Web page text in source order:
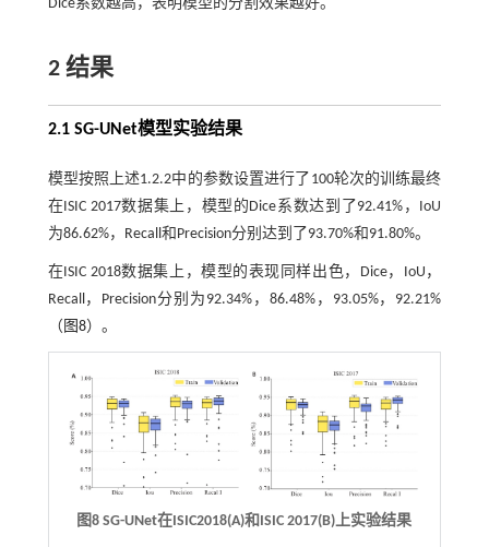
Dice系数越高，表明模型的分割效果越好。
2 结果
2.1 SG-UNet模型实验结果
模型按照上述1.2.2中的参数设置进行了100轮次的训练最终
在ISIC 2017数据集上，模型的Dice系数达到了92.41%，IoU
为86.62%，Recall和Precision分别达到了93.70%和91.80%。
在ISIC 2018数据集上，模型的表现同样出色，Dice，IoU，
Recall，Precision分别为92.34%，86.48%，93.05%，92.21%
（ 图8）。
图8 SG-UNet在ISIC2018(A)和ISIC 2017(B)上实验结果